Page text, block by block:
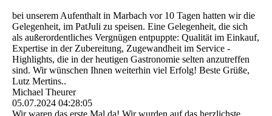
bei unserem Aufenthalt in Marbach vor 10 Tagen hatten wir die
Gelegenheit, im PatJuli zu speisen. Eine Gelegenheit, die sich
als außerordentliches Vergnügen entpuppte: Qualität im Einkauf,
Expertise in der Zubereitung, Zugewandheit im Service -
Highlights, die in der heutigen Gastronomie selten anzutreffen
sind. Wir wünschen Ihnen weiterhin viel Erfolg! Beste Grüße,
Lutz Mertins..
Michael Theurer
05.07.2024 04:28:05